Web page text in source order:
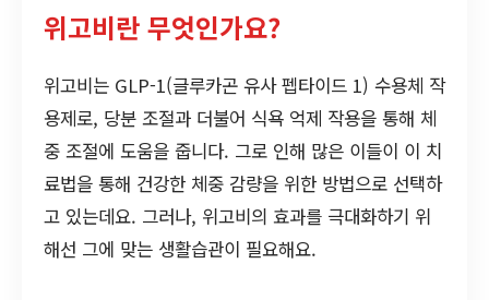
위고비란 무엇인가요?
위고비는 GLP-1(글루카곤 유사 펩타이드 1) 수용체 작
용제로, 당분 조절과 더불어 식욕 억제 작용을 통해 체
중 조절에 도움을 줍니다. 그로 인해 많은 이들이 이 치
료법을 통해 건강한 체중 감량을 위한 방법으로 선택하
고 있는데요. 그러나, 위고비의 효과를 극대화하기 위
해선 그에 맞는 생활습관이 필요해요.